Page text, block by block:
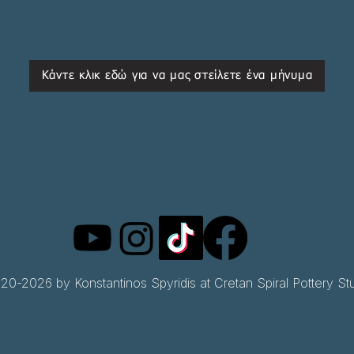
Κάντε κλικ εδώ για να μας στείλετε ένα μήνυμα
2026 by Konstantinos Spyridis at Cretan Spiral Pottery